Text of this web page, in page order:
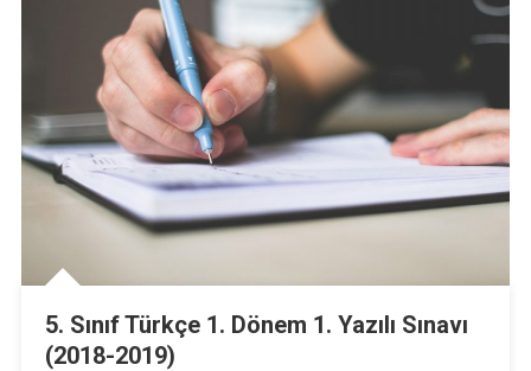
5. Sınıf Türkçe 1. Dönem 1. Yazılı Sınavı
(2018-2019)